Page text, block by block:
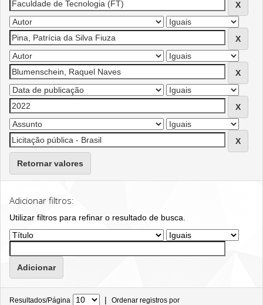
Retornar valores
Adicionar filtros:
Utilizar filtros para refinar o resultado de busca.
Resultados/Página | Ordenar registros por